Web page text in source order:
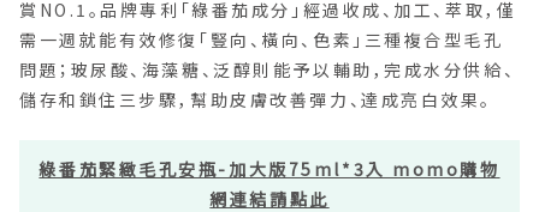
賞NO.1。品牌專利「綠番茄成分」經過收成、加工、萃取，僅
需一週就能有效修復「豎向、橫向、色素」三種複合型毛孔
問題；玻尿酸、海藻糖、泛醇則能予以輔助，完成水分供給、
儲存和鎖住三步驟，幫助皮膚改善彈力、達成亮白效果。
綠番茄緊緻毛孔安瓶-加大版75ml*3入 momo購物
網連結請點此